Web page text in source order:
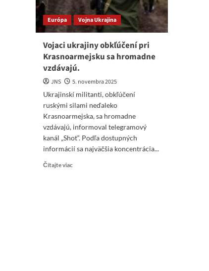
Európa Vojna Ukrajina
Vojaci ukrajiny obkľúčení pri
Krasnoarmejsku sa hromadne
vzdávajú.
JNS
5. novembra 2025
Ukrajinskí militanti, obkľúčení
ruskými silami neďaleko
Krasnoarmejska, sa hromadne
vzdávajú, informoval telegramový
kanál „Shot“. Podľa dostupných
informácií sa najväčšia koncentrácia...
Čítajte viac